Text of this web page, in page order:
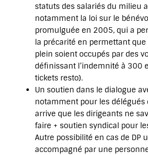
statuts des salariés du milieu
notamment la loi sur le
promulguée en 2005, qui a
la précarité en permettant
plein soient occupés par des
définissant l’indemnité à 300
tickets resto).
Un soutien dans le dialogue
notamment pour les délégués
arrive que les dirigeants ne
faire + soutien syndical pour
Autre possibilité en cas de DP
accompagné par une